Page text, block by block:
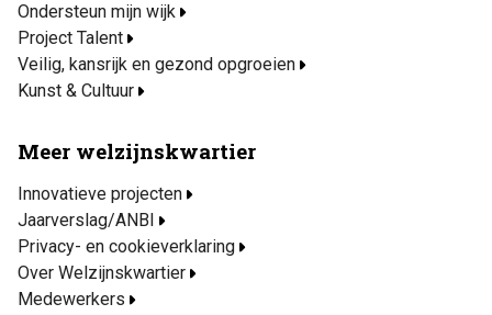
Ondersteun mijn wijk
Project Talent
Veilig, kansrijk en gezond opgroeien
Kunst & Cultuur
Meer welzijnskwartier
Innovatieve projecten
Jaarverslag/ANBI
Privacy- en cookieverklaring
Over Welzijnskwartier
Medewerkers